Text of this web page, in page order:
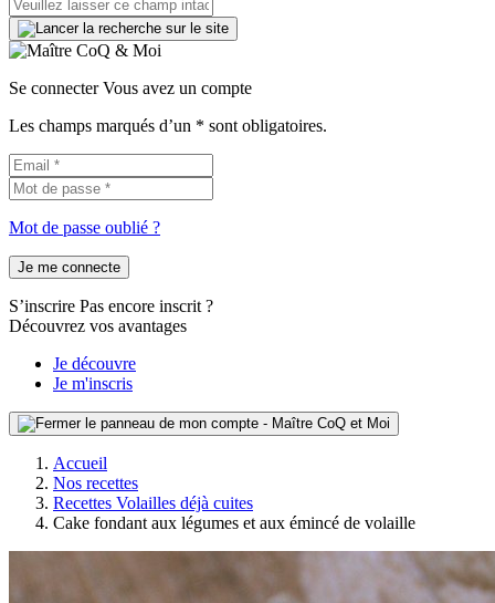
Se connecter Vous avez un compte
Les champs marqués d’un * sont obligatoires.
Mot de passe oublié ?
Je me connecte
S’inscrire Pas encore inscrit ?
Découvrez vos avantages
Je découvre
Je m'inscris
Accueil
Nos recettes
Recettes Volailles déjà cuites
Cake fondant aux légumes et aux émincé de volaille